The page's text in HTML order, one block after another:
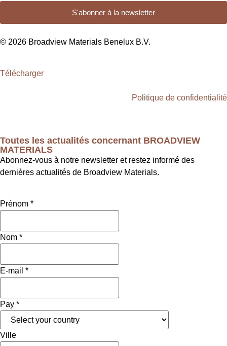
S'abonner à la newsletter
© 2026 Broadview Materials Benelux B.V.
Télécharger
Politique de confidentialité
Toutes les actualités concernant BROADVIEW
MATERIALS
Abonnez-vous à notre newsletter et restez informé des
dernières actualités de Broadview Materials.
Prénom *
Nom *
E-mail *
Pay *
Ville